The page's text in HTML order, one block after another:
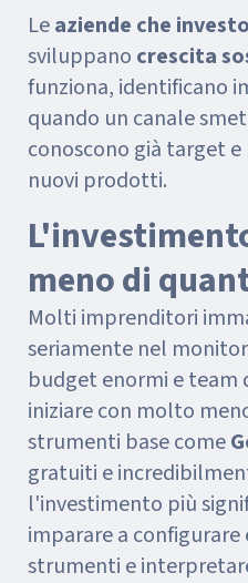
Leaziende che
sviluppano crescita
funziona, identificano
quando un canale
conoscono già target
nuovi prodotti.
meno di
Molti imprenditori
seriamente nel
budget enormi e team
iniziare con molto
strumenti base come
gratuiti e
l'investimento più
imparare a
strumenti e